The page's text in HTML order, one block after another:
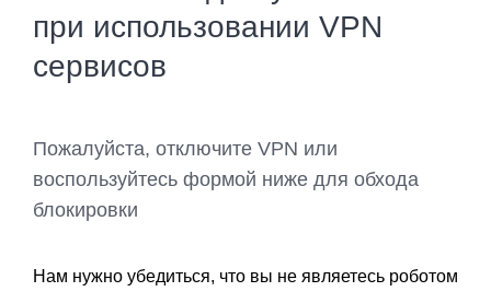
при использовании VPN
сервисов
Пожалуйста, отключите VPN или
воспользуйтесь формой ниже для обхода
блокировки
Нам нужно убедиться, что вы не являетесь роботом